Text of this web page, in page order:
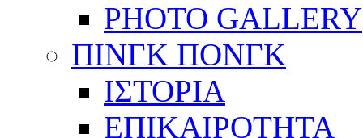
PHOTO GALLERY
ΠΙΝΓΚ ΠΟΝΓΚ
ΙΣΤΟΡΙΑ
ΕΠΙΚΑΙΡΟΤΗΤΑ